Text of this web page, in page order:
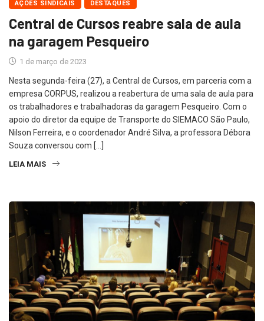
AÇÕES SINDICAIS DESTAQUES
Central de Cursos reabre sala de aula
na garagem Pesqueiro
1 de março de 2023
Nesta segunda-feira (27), a Central de Cursos, em parceria com a
empresa CORPUS, realizou a reabertura de uma sala de aula para
os trabalhadores e trabalhadoras da garagem Pesqueiro. Com o
apoio do diretor da equipe de Transporte do SIEMACO São Paulo,
Nilson Ferreira, e o coordenador André Silva, a professora Débora
Souza conversou com […]
LEIA MAIS